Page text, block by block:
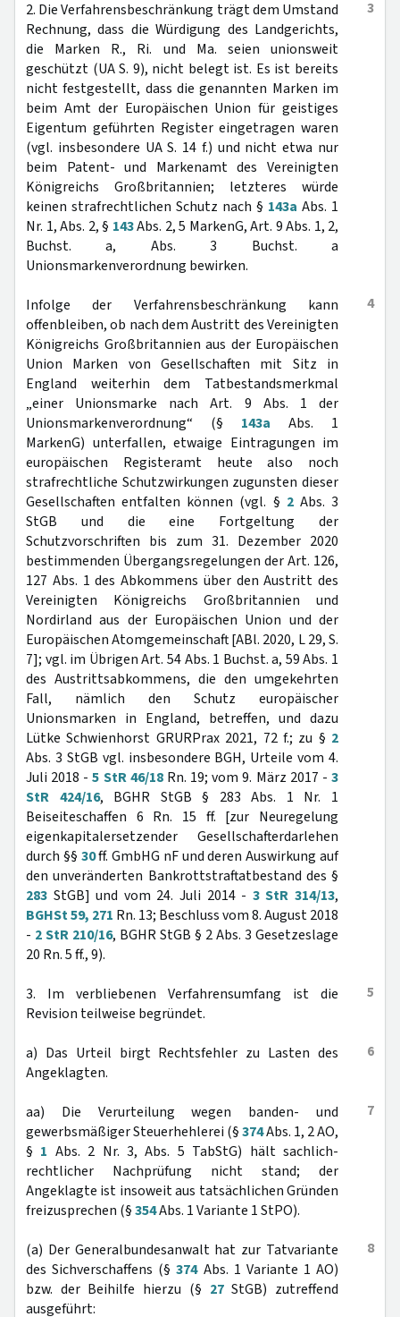
3
2. Die Verfahrensbeschränkung trägt dem Umstand
Rechnung, dass die Würdigung des Landgerichts,
die Marken R., Ri. und Ma. seien unionsweit
geschützt (UA S. 9), nicht belegt ist. Es ist bereits
nicht festgestellt, dass die genannten Marken im
beim Amt der Europäischen Union für geistiges
Eigentum geführten Register eingetragen waren
(vgl. insbesondere UA S. 14 f.) und nicht etwa nur
beim Patent- und Markenamt des Vereinigten
Königreichs Großbritannien; letzteres würde
keinen strafrechtlichen Schutz nach § 143a Abs. 1
Nr. 1, Abs. 2, § 143Abs. 2, 5 MarkenG, Art. 9 Abs. 1, 2,
Buchst. a, Abs. 3 Buchst. a
Unionsmarkenverordnung bewirken.
4
Infolge der Verfahrensbeschränkung kann
offenbleiben, ob nach dem Austritt des Vereinigten
Königreichs Großbritannien aus der Europäischen
Union Marken von Gesellschaften mit Sitz in
England weiterhin dem Tatbestandsmerkmal
„einer Unionsmarke nach Art. 9 Abs. 1 der
Unionsmarkenverordnung“ (§ 143a Abs. 1
MarkenG) unterfallen, etwaige Eintragungen im
europäischen Registeramt heute also noch
strafrechtliche Schutzwirkungen zugunsten dieser
Gesellschaften entfalten können (vgl. § 2Abs. 3
StGB und die eine Fortgeltung der
Schutzvorschriften bis zum 31. Dezember 2020
bestimmenden Übergangsregelungen der Art. 126,
127 Abs. 1 des Abkommens über den Austritt des
Vereinigten Königreichs Großbritannien und
Nordirland aus der Europäischen Union und der
Europäischen Atomgemeinschaft [ABl. 2020, L 29, S.
7]; vgl. im Übrigen Art. 54 Abs. 1 Buchst. a, 59 Abs. 1
des Austrittsabkommens, die den umgekehrten
Fall, nämlich den Schutz europäischer
Unionsmarken in England, betreffen, und dazu
Lütke Schwienhorst GRURPrax 2021, 72 f.; zu § 2
Abs. 3 StGB vgl. insbesondere BGH, Urteile vom 4.
Juli 2018 -5 StR 46/18Rn. 19; vom 9. März 2017 -3
StR 424/16, BGHR StGB § 283 Abs. 1 Nr. 1
Beiseiteschaffen 6 Rn. 15 ff. [zur Neuregelung
eigenkapitalersetzender Gesellschafterdarlehen
durch §§ 30ff. GmbHG nF und deren Auswirkung auf
den unveränderten Bankrottstraftatbestand des §
283 StGB] und vom 24. Juli 2014 - 3 StR 314/13,
BGHSt 59, 271 Rn. 13; Beschluss vom 8. August 2018
- 2 StR 210/16, BGHR StGB § 2 Abs. 3 Gesetzeslage
20 Rn. 5 ff., 9).
5
3. Im verbliebenen Verfahrensumfang ist die
Revision teilweise begründet.
6
a) Das Urteil birgt Rechtsfehler zu Lasten des
Angeklagten.
7
aa) Die Verurteilung wegen banden- und
gewerbsmäßiger Steuerhehlerei (§374Abs. 1, 2 AO,
§ 1 Abs. 2 Nr. 3, Abs. 5 TabStG) hält sachlich-
rechtlicher Nachprüfung nicht stand; der
Angeklagte ist insoweit aus tatsächlichen Gründen
freizusprechen (§354Abs. 1 Variante 1 StPO).
8
(a) Der Generalbundesanwalt hat zur Tatvariante
des Sichverschaffens (§374Abs. 1 Variante 1 AO)
bzw. der Beihilfe hierzu (§ 27StGB) zutreffend
ausgeführt: